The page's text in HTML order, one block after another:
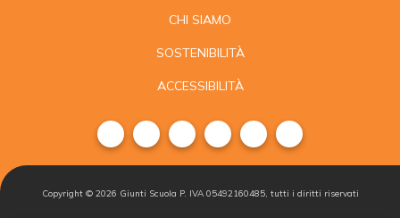
CHI SIAMO
SOSTENIBILITÀ
ACCESSIBILITÀ
Copyright © 2026 Giunti Scuola P. IVA 05492160485, tutti i diritti riservati